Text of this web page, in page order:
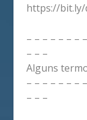
https://
– – – – – – –
– – –
Alguns
– – – – – – –
– – –